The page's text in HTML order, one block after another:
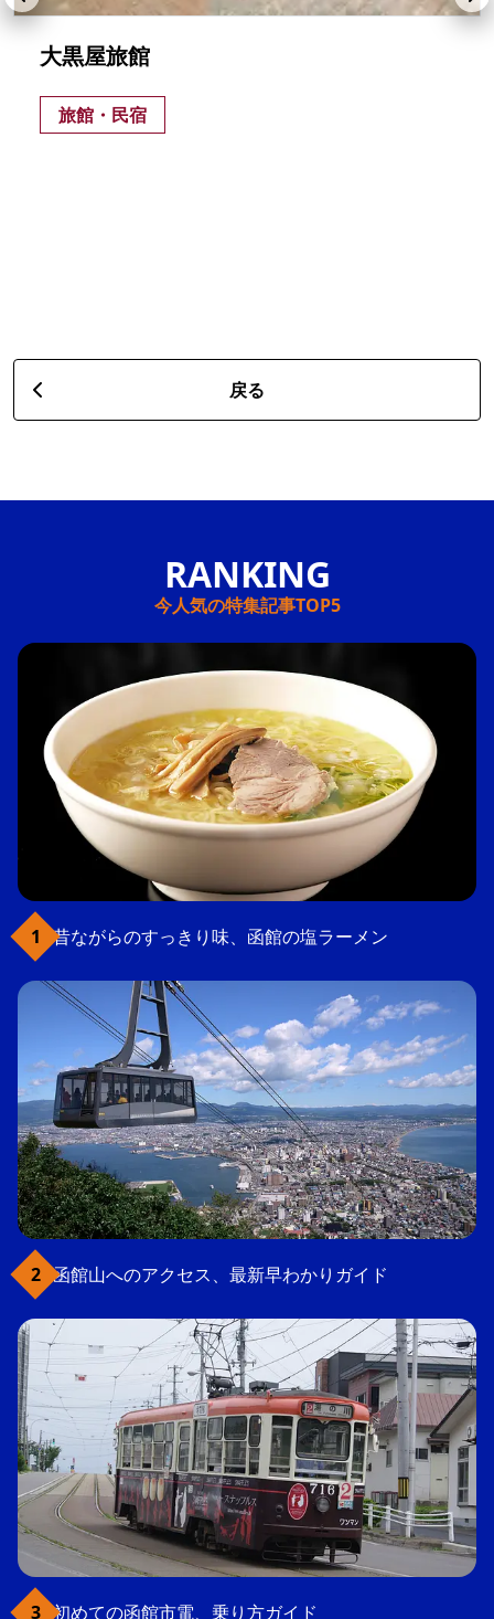
大黒屋旅館
旅館・民宿
戻る
今人気の特集記事TOP5
昔ながらのすっきり味、函館の塩ラーメン
函館山へのアクセス、最新早わかりガイド
初めての函館市電、乗り方ガイド